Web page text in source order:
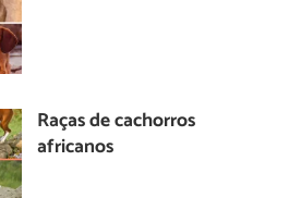
Raças de cachorros
africanos